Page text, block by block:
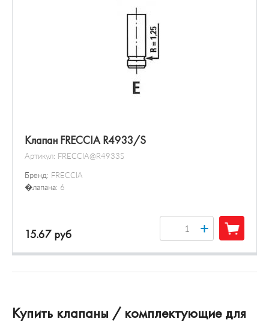
Клапан FRECCIA R4933/S
Артикул: FRECCIA@R4933S
Бренд: FRECCIA
�лапана: 6
15.67 руб +
Купить клапаны / комплектующие для